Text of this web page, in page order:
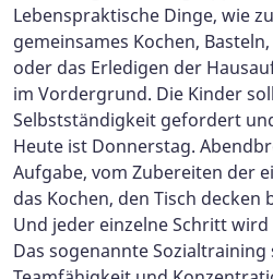
Lebenspraktische Dinge, wie
gemeinsames Kochen,
oder das Erledigen der
im Vordergrund. Die Kinder
Selbstständigkeit gefordert
Heute ist Donnerstag.
Aufgabe, vom Zubereiten der
das Kochen, den Tisch decken
Und jeder einzelne Schritt
Das sogenannte